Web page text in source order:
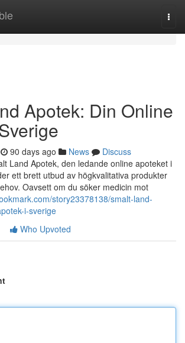
Apotek: Din Online
90 days ago News
Discuss
Land Apotek, den ledande online apoteket i
ett brett utbud av högkvalitativa produkter
Oavsett om du söker medicin mot
story23378138/smalt-land-
i-sverige
Who Upvoted